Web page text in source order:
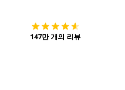
147만 개의 리뷰